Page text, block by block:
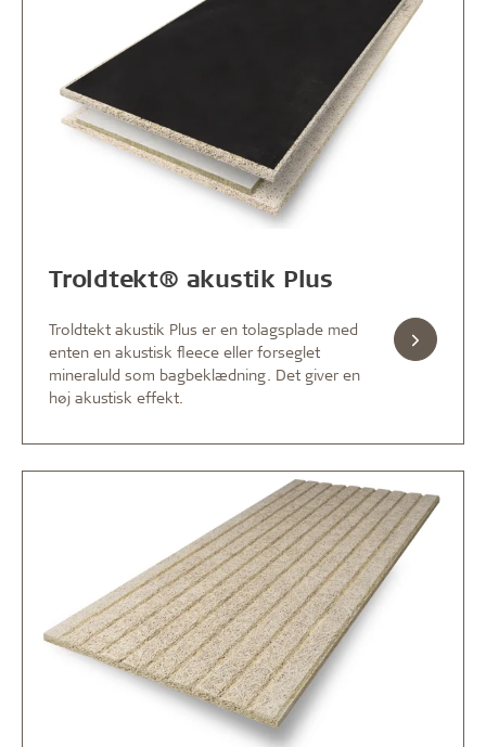
Troldtekt® akustik Plus
Troldtekt akustik Plus er en tolagsplade med
enten en akustisk fleece eller forseglet
mineraluld som bagbeklædning. Det giver en
høj akustisk effekt.